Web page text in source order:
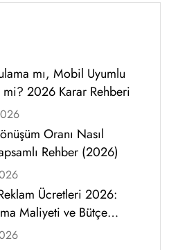
mı, Mobil Uyumlu
2026 Karar Rehberi
Oranı Nasıl
Rehber (2026)
Ücretleri 2026:
Maliyeti ve Bütçe